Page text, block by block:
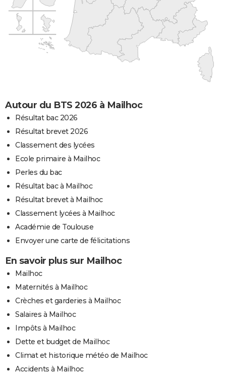
Autour du BTS 2026 à Mailhoc
Résultat bac 2026
Résultat brevet 2026
Classement des lycées
Ecole primaire à Mailhoc
Perles du bac
Résultat bac à Mailhoc
Résultat brevet à Mailhoc
Classement lycées à Mailhoc
Académie de Toulouse
Envoyer une carte de félicitations
En savoir plus sur Mailhoc
Mailhoc
Maternités à Mailhoc
Crèches et garderies à Mailhoc
Salaires à Mailhoc
Impôts à Mailhoc
Dette et budget de Mailhoc
Climat et historique météo de Mailhoc
Accidents à Mailhoc